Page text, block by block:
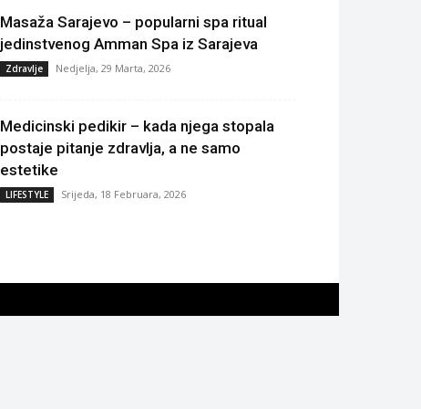
Masaža Sarajevo – popularni spa ritual
jedinstvenog Amman Spa iz Sarajeva
Zdravlje Nedjelja, 29 Marta, 2026
Medicinski pedikir – kada njega stopala
postaje pitanje zdravlja, a ne samo
estetike
LIFESTYLE Srijeda, 18 Februara, 2026